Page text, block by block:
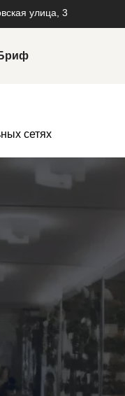
улица, 3
SMM
продвижение сайтов
маркетинг
сетях